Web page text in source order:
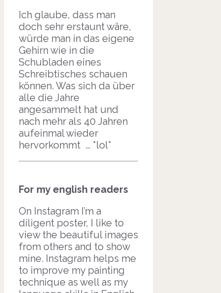
Ich glaube, dass man
doch sehr erstaunt wäre,
würde man in das eigene
Gehirn wie in die
Schubladen eines
Schreibtisches schauen
können. Was sich da über
alle die Jahre
angesammelt hat und
nach mehr als 40 Jahren
aufeinmal wieder
hervorkommt … *lol*
For my english readers
On Instagram I’m a
diligent poster, I like to
view the beautiful images
from others and to show
mine. Instagram helps me
to improve my painting
technique as well as my